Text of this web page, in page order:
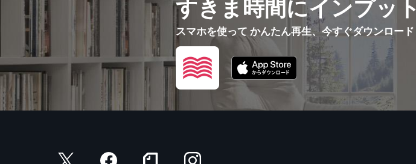
すきま時間にインプット
スマホを使って かんたん再生、今すぐダウンロード